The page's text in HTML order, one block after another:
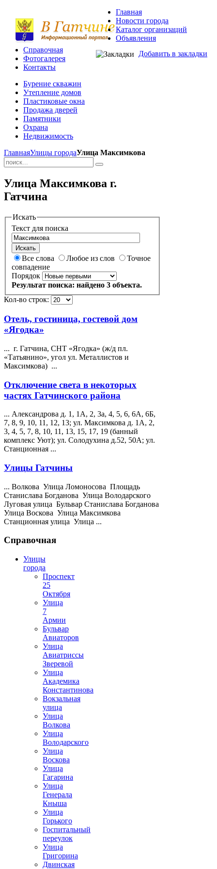
Добавить в закладки
Главная
Новости города
Каталог организаций
Объявления
Справочная
Фотогалерея
Контакты
Бурение скважин
Утепление домов
Пластиковые окна
Продажа дверей
Памятники
Охрана
Недвижимость
ГлавнаяУлицы городаУлица Максимкова
Улица Максимкова г.
Гатчина
Искать
Текст для поиска
Искать
Все слова Любое из слов
Точное
совпадение
Порядок
Результат поиска: найдено 3 объекта.
Кол-во строк:
Отель, гостиница, гостевой дом
«Ягодка»
... г. Гатчина, СНТ «Ягодка» (ж/д пл.
«Татьянино», угол ул. Металлистов и
Максимкова) ...
Отключение света в некоторых
частях Гатчинского района
... Александрова д. 1, 1А, 2, 3а, 4, 5, 6, 6А, 6Б,
7, 8, 9, 10, 11, 12, 13; ул. Максимкова д. 1А, 2,
3, 4, 5, 7, 8, 10, 11, 13, 15, 17, 19 (банный
комплекс Уют); ул. Солодухина д.52, 50А; ул.
Станционная ...
Улицы Гатчины
... Волкова Улица Ломоносова Площадь
Станислава Богданова Улица Володарского
Луговая улица Бульвар Станислава Богданова
Улица Воскова Улица Максимкова
Станционная улица Улица ...
Справочная
Улицы
города
Проспект
25
Октября
Улица
7
Армии
Бульвар
Авиаторов
Улица
Авиатриссы
Зверевой
Улица
Академика
Константинова
Вокзальная
улица
Улица
Волкова
Улица
Володарского
Улица
Воскова
Улица
Гагарина
Улица
Генерала
Кныша
Улица
Горького
Госпитальный
переулок
Улица
Григорина
Двинская